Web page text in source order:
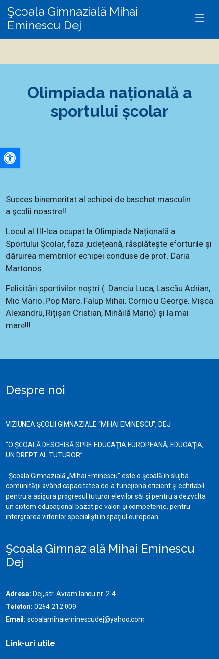
Şcoala Gimnazială Mihai
Eminescu Dej
A+
Olimpiada națională a
sportului școlar
Succes binemeritat al echipei de baschet masculin
a şcolii noastre!!
Locul al III-lea ocupat la Olimpiada Națională a
Sportului Şcolar, faza judeţeană, răsplăteşte eforturile şi
dăruirea membrilor echipei conduse de prof. Daria
Martonos.
Felicitări sportivilor noștri ( Danciu Luca, Lascău Adrian,
Mic Mario, Pop Marc, Falup Mihai, Corniciu George, Mișca
Alexandru, Rițișan Cristian, Mihăilă Mario) și la mai
mare!!!
Despre noi
VIZIUNEA ŞCOLII GIMNAZIALE “MIHAI EMINESCU”, DEJ
“O ŞCOALĂ DESCHISĂ SPRE EDUCAŢIA EUROPEANĂ, EDUCAŢIA,
UN DREPT AL TUTUROR”
Şcoala Gimnazială „Mihai Eminescu” este o şcoală în slujba
comunităţii având capacitatea de-a funcţiona eficient şi echitabil
pentru a asigura progresul tuturor elevilor săi şi pentru a dezvolta
un sistem educaţional bazat pe valori şi competenţe, pentru
intergrarea viitorilor specialişti în spaţiul european.
Şcoala Gimnazială Mihai Eminescu
Dej
Adresa: Dej, str. Avram Iancu nr. 2-4
Telefon: 0264 212 009
Email: scoalamihaieminescudej@yahoo.com
Link-uri utile